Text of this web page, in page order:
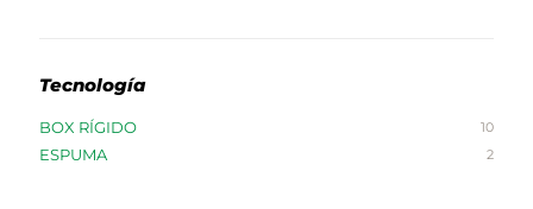
Tecnología
BOX RÍGIDO 10
ESPUMA 2